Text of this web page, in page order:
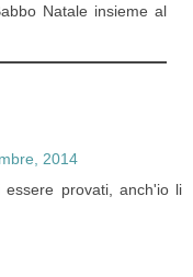
Natale insieme al
2014
provati, anch'io li